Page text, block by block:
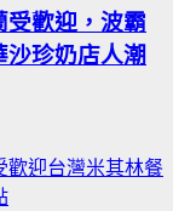
受歡迎，波霸
珍奶店人潮
歡迎台灣米其林餐